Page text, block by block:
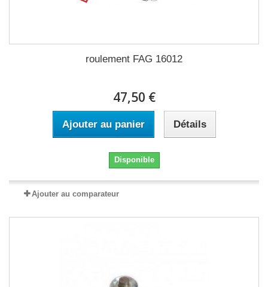
roulement FAG 16012
47,50 €
Ajouter au panier Détails
Disponible
Ajouter au comparateur